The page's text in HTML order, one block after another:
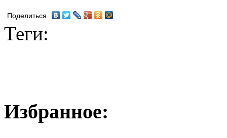
Поделиться
Теги:
Избранное: